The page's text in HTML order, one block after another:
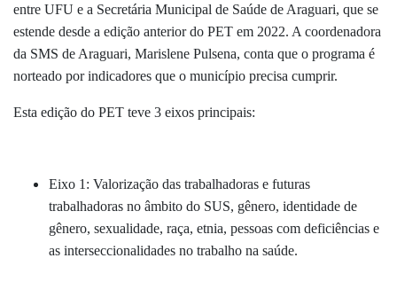
entre UFU e a Secretária Municipal de Saúde de Araguari, que se
estende desde a edição anterior do PET em 2022. A coordenadora
da SMS de Araguari, Marislene Pulsena, conta que o programa é
norteado por indicadores que o município precisa cumprir.
Esta edição do PET teve 3 eixos principais:
Eixo 1: Valorização das trabalhadoras e futuras
trabalhadoras no âmbito do SUS, gênero, identidade de
gênero, sexualidade, raça, etnia, pessoas com deficiências e
as interseccionalidades no trabalho na saúde.